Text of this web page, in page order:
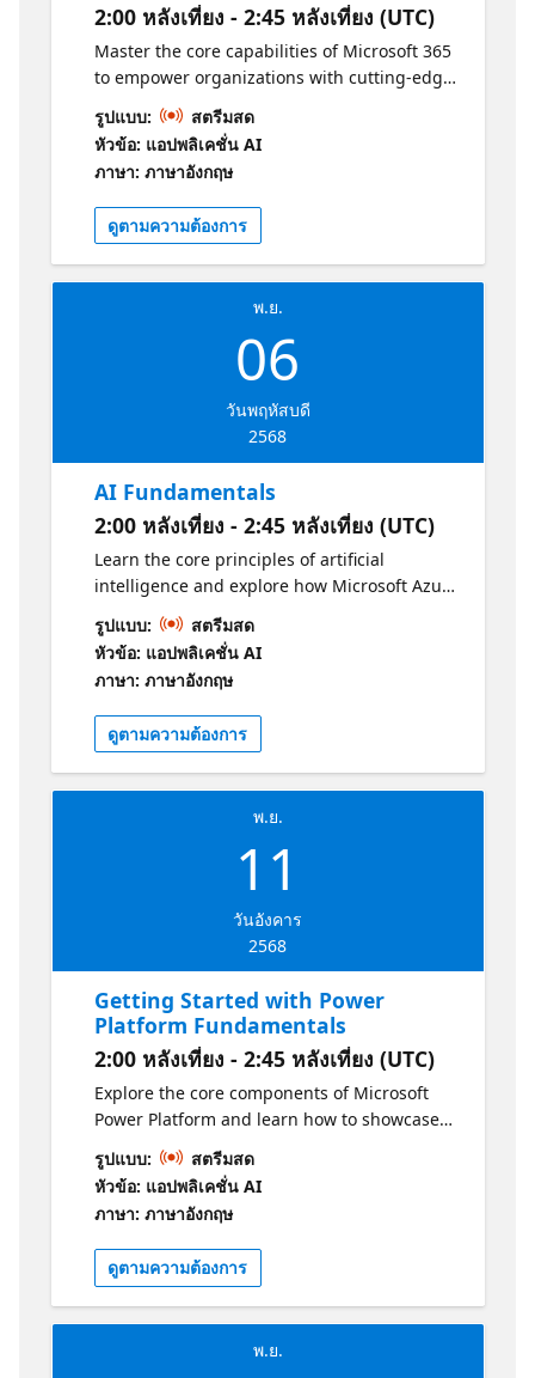
2:00 หลังเที่ยง - 2:45 หลังเที่ยง (UTC)
Master the core capabilities of Microsoft 365
to empower organizations with cutting-edge
productivity tools, smart cloud integration,
and trusted security solutions.
รูปแบบ:
สตรีมสด
หัวข้อ: แอปพลิเคชั่น AI
ภาษา: ภาษาอังกฤษ
ดูตามความต้องการ
พ.ย.
06
วันพฤหัสบดี
2568
AI Fundamentals
2:00 หลังเที่ยง - 2:45 หลังเที่ยง (UTC)
Learn the core principles of artificial
intelligence and explore how Microsoft Azure
enables the development of intelligent
software and services to build effective AI
solutions.
รูปแบบ:
สตรีมสด
หัวข้อ: แอปพลิเคชั่น AI
ภาษา: ภาษาอังกฤษ
ดูตามความต้องการ
พ.ย.
11
วันอังคาร
2568
Getting Started with Power
Platform Fundamentals
2:00 หลังเที่ยง - 2:45 หลังเที่ยง (UTC)
Explore the core components of Microsoft
Power Platform and learn how to showcase
its business value through tools like Power
Apps, Dataverse, and Power Automate.
รูปแบบ:
สตรีมสด
หัวข้อ: แอปพลิเคชั่น AI
ภาษา: ภาษาอังกฤษ
ดูตามความต้องการ
พ.ย.